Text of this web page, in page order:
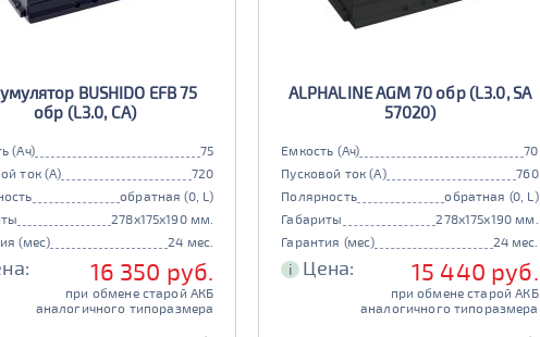
BUSHIDO EFB 75
обр (L3.0, CA)
(Ач)
75
ток (А)
720
обратная (0, L)
278x175x190 мм.
(мес)
24 мес.
16 350 руб.
при обмене старой АКБ
аналогичного типоразмера
ALPHALINE AGM 70 обр (L3.0, SA
57020)
Емкость (Ач)
70
Пусковой ток (А)
760
Полярность
обратная (0, L)
Габариты
278x175x190 мм.
Гарантия (мес)
24 мес.
i Цена: 15 440 руб.
при обмене старой АКБ
аналогичного типоразмера